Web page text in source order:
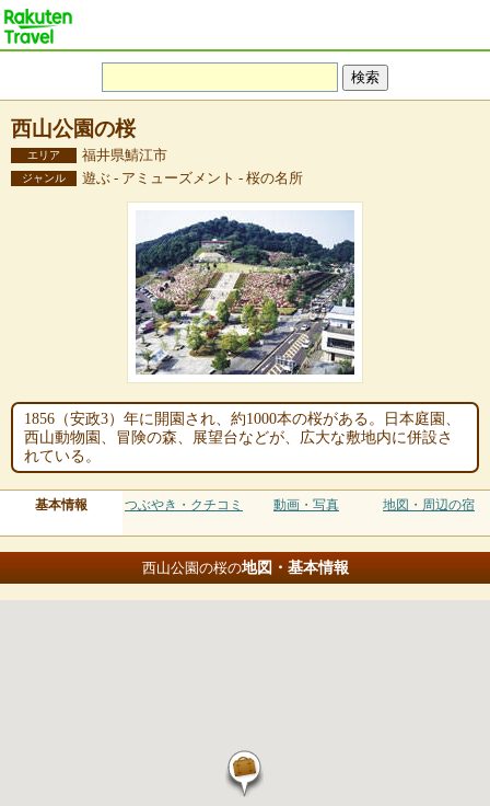
西山公園の桜
エリア 福井県鯖江市
ジャンル 遊ぶ - アミューズメント - 桜の名所
1856（安政3）年に開園され、約1000本の桜がある。日本庭園、
西山動物園、冒険の森、展望台などが、広大な敷地内に併設さ
れている。
基本情報 つぶやき・クチコミ 動画・写真 地図・周辺の宿
西山公園の桜の地図・基本情報